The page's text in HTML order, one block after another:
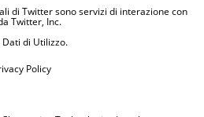
di Twitter sono servizi di interazione con
Twitter, Inc.
di Utilizzo.
Policy